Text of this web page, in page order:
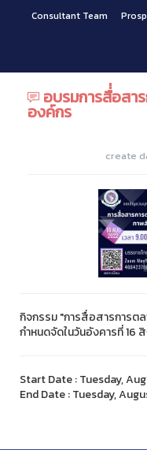
Consultant Team
อบรมการสื่่อส
องค์กร
create
กิจกรรม "การสื่อสารการ
กำหนดจัดในวันอังคารที่ 16
Start Date : Tuesday,
End Date : Tuesday,